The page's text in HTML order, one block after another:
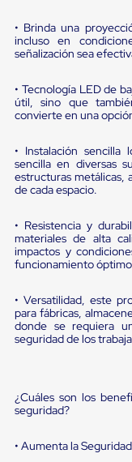
de
carga
• Brinda una
incluso en
señalización sea
• Tecnología LED de
útil, sino que
convierte en una
• Instalación
sencilla en diversas
estructuras metálicas,
de cada espacio.
• Resistencia y
materiales de alta
impactos y
funcionamiento
• Versatilidad, este
para fábricas,
donde se requiera
seguridad de los
¿Cuáles son los
seguridad?
• Aumenta la